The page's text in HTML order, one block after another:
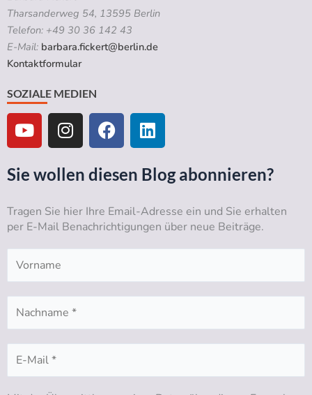
Tharsanderweg 54, 13595 Berlin
Telefon: +49 30 36 142 43
E-Mail: barbara.fickert@berlin.de
Kontaktformular
SOZIALE MEDIEN
Y
o
u
t
u
e
I
n
s
t
a
r
a
m
F
a
c
e
b
o
o
k
L
i
n
k
e
d
i
n
Sie wollen diesen Blog abonnieren?
Tragen Sie hier Ihre Email-Adresse ein und Sie erhalten
per E-Mail Benachrichtigungen über neue Beiträge.